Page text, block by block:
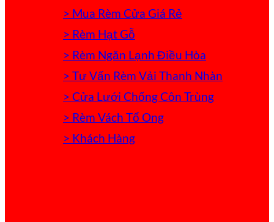
> Mua Rèm Cửa Giá Rẻ
> Rèm Hạt Gỗ
> Rèm Ngăn Lạnh Điều Hòa
> Tư Vấn Rèm Vải Thanh Nhàn
> Cửa Lưới Chống Côn Trùng
> Rèm Vách Tổ Ong
> Khách Hàng